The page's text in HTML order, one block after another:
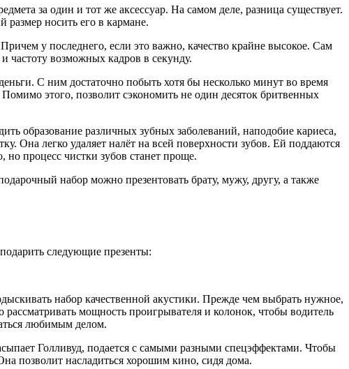
за один и тот же аксессуар. На самом деле, разница существует.
носить его в кармане.
у последнего, если это важно, качество крайне высокое. Сам
частоту возможных кадров в секунду.
С ним достаточно побыть хотя бы несколько минут во время
этого, позволит сэкономить не один десяток бритвенных
образование различных зубных заболеваний, наподобие кариеса,
Она легко удаляет налёт на всей поверхности зубов. Ей поддаются
но процесс чистки зубов станет проще.
набор можно презентовать брату, мужу, другу, а также
следующие презенты:
набор качественной акустики. Прежде чем выбрать нужное,
мощность проигрывателя и колонок, чтобы водитель
любимым делом.
Голливуд, подается с самыми разными спецэффектами. Чтобы
позволит насладиться хорошим кино, сидя дома.